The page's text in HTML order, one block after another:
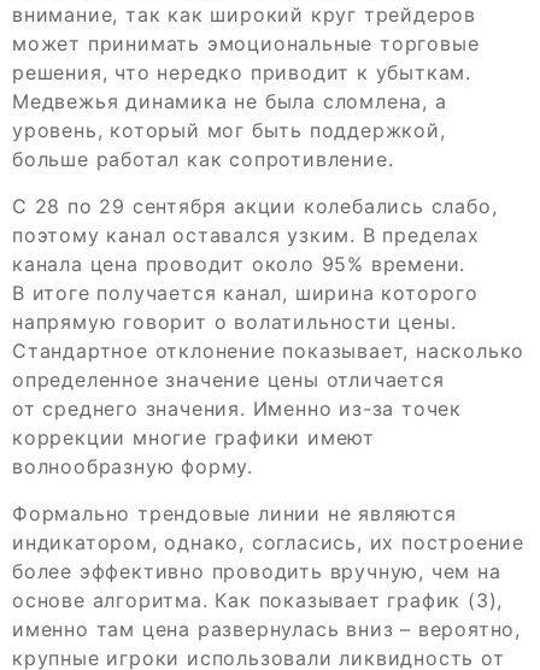
внимание, так как широкий круг трейдеров
может принимать эмоциональные торговые
решения, что нередко приводит к убыткам.
Медвежья динамика не была сломлена, а
уровень, который мог быть поддержкой,
больше работал как сопротивление.
С 28 по 29 сентября акции колебались слабо,
поэтому канал оставался узким. В пределах
канала цена проводит около 95% времени.
В итоге получается канал, ширина которого
напрямую говорит о волатильности цены.
Стандартное отклонение показывает, насколько
определенное значение цены отличается
от среднего значения. Именно из-за точек
коррекции многие графики имеют
волнообразную форму.
Формально трендовые линии не являются
индикатором, однако, согласись, их построение
более эффективно проводить вручную, чем на
основе алгоритма. Как показывает график (3),
именно там цена развернулась вниз – вероятно,
крупные игроки использовали ликвидность от